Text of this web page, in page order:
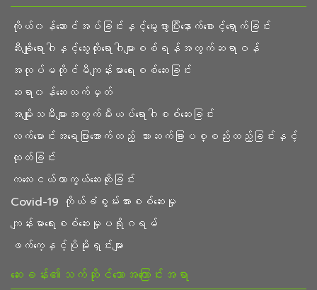
ကိုယ်၀န်ဆောင်အပ်ခြင်းနှင့်မွေးဖွားပြီးနောက်စောင့်ရှောက်ခြင်း
ဆီးချိုရောဂါနှင့်သွေးတိုးရောဂါများစစ်ရန်အတွက်ဆရာဝန်
အလုပ်မတိုင်မီကျန်းမာရေးစစ်ဆေးခြင်း
ဆရာ၀န်ဆေးလက်မှတ်
အမျိုးသမီးများအတွက်မီးယပ်ရောဂါစစ်ဆေးခြင်း
လက်မောင်းအရေပြားအောက်ထည့် သား‌ဆက်ခြားပစ္စည်းထည့်ခြင်းနှင့်
ထုတ်ခြင်း
ကလေးငယ်ကာကွယ်ဆေးထိုးခြင်း
Covid-19 ကိုယ်ခံစွမ်းအားစစ်ဆေးမှု
ကျန်းမာရေးစစ်ဆေးမှုပရိုဂရမ်
ဖက်ကေ့နှင့်ပိုမိုးရှင်းများ
ဆေးခန်း၏သက်ဆိုင်သောအကြောင်းအရာ